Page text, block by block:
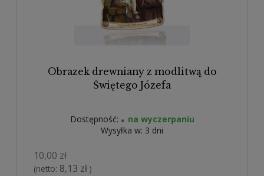
Obrazek drewniany z modlitwą do
Świętego Józefa
Dostępność:
na wyczerpaniu
Wysyłka w: 3 dni
10,00 zł
(netto: 8,13 zł )